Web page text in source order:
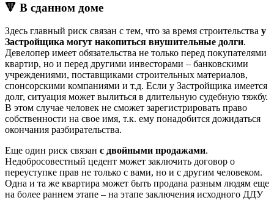
🔻 В сданном доме
Здесь главный риск связан с тем, что за время строительства у
Застройщика могут накопиться внушительные долги.
Девелопер имеет обязательства не только перед покупателями
квартир, но и перед другими инвесторами – банковскими
учреждениями, поставщиками строительных материалов,
спонсорскими компаниями и т.д. Если у Застройщика имеется
долг, ситуация может вылиться в длительную судебную тяжбу.
В этом случае человек не сможет зарегистрировать право
собственности на свое имя, т.к. ему понадобится дожидаться
окончания разбирательства.
Еще один риск связан с двойными продажами.
Недобросовестный цедент может заключить договор о
переуступке прав не только с вами, но и с другим человеком.
Одна и та же квартира может быть продана разным людям еще
на более раннем этапе – на этапе заключения исходного ДДУ